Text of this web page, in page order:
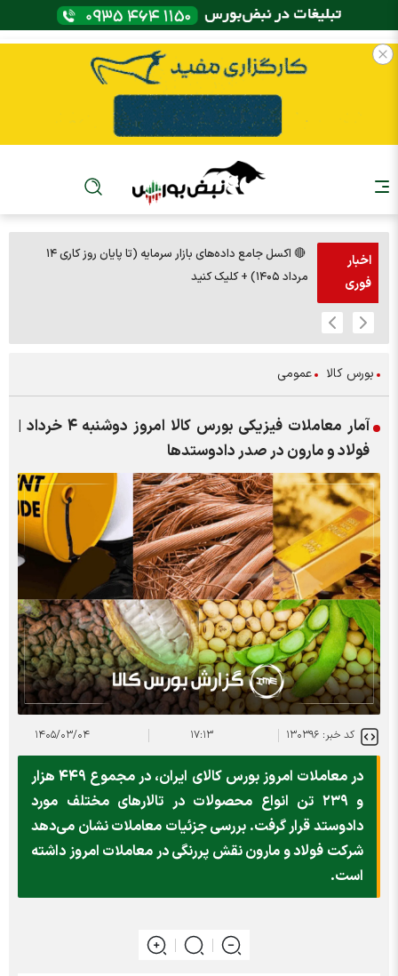
اخبار
فوری
🔴 اکسل جامع داده‌های بازار سرمایه (تا پایان روز کاری ۱۴
مرداد ۱۴۰۵) + کلیک کنید
بورس کالا عمومی
آمار معاملات فیزیکی بورس کالا امروز دوشنبه ۴ خرداد |
فولاد و مارون در صدر دادوستد‌ها
کد خبر: ۱۳۰۳۹۶ ۱۷:۱۳ ۱۴۰۵/۰۳/۰۴
در معاملات امروز بورس کالای ایران، در مجموع ۴۴۹ هزار
و ۲۳۹ تن انواع محصولات در تالار‌های مختلف مورد
دادوستد قرار گرفت. بررسی جزئیات معاملات نشان می‌دهد
شرکت فولاد و مارون نقش پررنگی در معاملات امروز داشته
است.